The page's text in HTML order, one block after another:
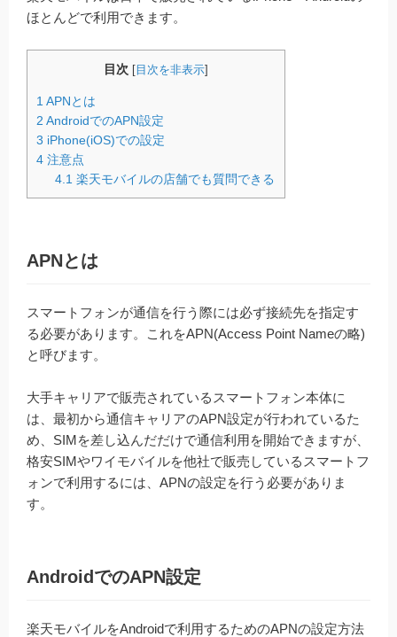
ほとんどで利用できます。
目次 [目次を非表示]
1 APNとは
2 AndroidでのAPN設定
3 iPhone(iOS)での設定
4 注意点
4.1 楽天モバイルの店舗でも質問できる
APNとは
スマートフォンが通信を行う際には必ず接続先を指定す
る必要があります。これをAPN(Access Point Nameの略)
と呼びます。
大手キャリアで販売されているスマートフォン本体に
は、最初から通信キャリアのAPN設定が行われているた
め、SIMを差し込んだだけで通信利用を開始できますが、
格安SIMやワイモバイルを他社で販売しているスマートフ
ォンで利用するには、APNの設定を行う必要がありま
す。
AndroidでのAPN設定
楽天モバイルをAndroidで利用するためのAPNの設定方法